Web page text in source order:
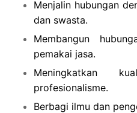
Menjalin hubungan
dan swasta.
Membangun
pemakai jasa.
Meningkatkan
profesionalisme.
Berbagi ilmu dan